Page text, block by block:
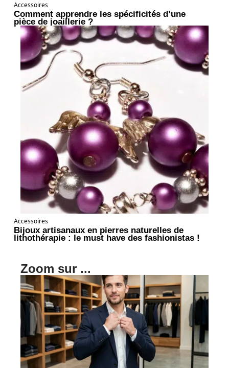
Accessoires
Comment apprendre les spécificités d’une
pièce de joaillerie ?
Accessoires
Bijoux artisanaux en pierres naturelles de
lithothérapie : le must have des fashionistas !
Zoom sur ...